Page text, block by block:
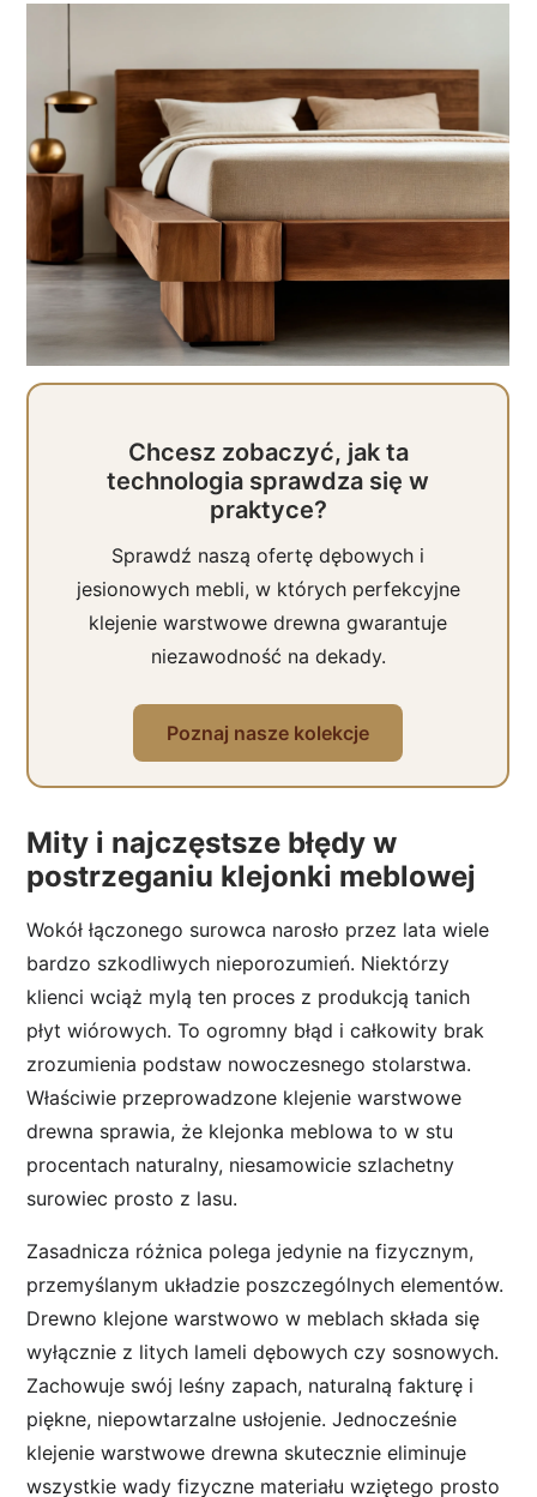
Chcesz zobaczyć, jak ta
technologia sprawdza się w
praktyce?
Sprawdź naszą ofertę dębowych i
jesionowych mebli, w których perfekcyjne
klejenie warstwowe drewna gwarantuje
niezawodność na dekady.
Poznaj nasze kolekcje
Mity i najczęstsze błędy w
postrzeganiu klejonki meblowej
Wokół łączonego surowca narosło przez lata wiele
bardzo szkodliwych nieporozumień. Niektórzy
klienci wciąż mylą ten proces z produkcją tanich
płyt wiórowych. To ogromny błąd i całkowity brak
zrozumienia podstaw nowoczesnego stolarstwa.
Właściwie przeprowadzone klejenie warstwowe
drewna sprawia, że klejonka meblowa to w stu
procentach naturalny, niesamowicie szlachetny
surowiec prosto z lasu.
Zasadnicza różnica polega jedynie na fizycznym,
przemyślanym układzie poszczególnych elementów.
Drewno klejone warstwowo w meblach składa się
wyłącznie z litych lameli dębowych czy sosnowych.
Zachowuje swój leśny zapach, naturalną fakturę i
piękne, niepowtarzalne usłojenie. Jednocześnie
klejenie warstwowe drewna skutecznie eliminuje
wszystkie wady fizyczne materiału wziętego prosto